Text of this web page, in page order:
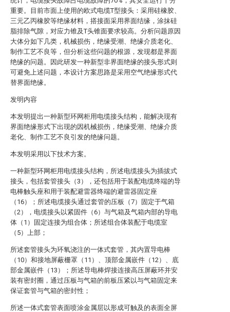
重要。目前市面上使用的欧式电缆T型接头：采用硅橡胶、
三元乙丙橡胶等绝缘材料，搭接面采用界面结缘，涂抹硅
脂排除气隙，对应力锥及T头锥面要求较高。分析问题原因
大体分如下几类，机械损伤，绝缘受潮、绝缘介质老化、
制作工艺不良等，但分析这些问题的根源，发现都是界面
绝缘的问题。因此研发一种新型非界面绝缘的接头形式则
可避免上述问题，本设计方案思路是采用空气绝缘形式代
替界面绝缘。
发明内容
本发明提出一种新型环网柜用电缆接头结构，能解决现有
界面绝缘形式下出现的因机械损伤，绝缘受潮、绝缘介质
老化、制作工艺不良引发的绝缘问题。
本发明采用以下技术方案。
一种新型环网柜用电缆接头结构，所述电缆接头为插拔式
接头，包括套管接头（3），还包括用于装配电缆终端的导
电棒触头座和用于装配避雷器终端的避雷器固定座
（16）；所述电缆接头通过套管的压板（7）固定于气箱
（2），电缆接头以紧固件（6）与气箱及气箱内部的导电
体（1）固定连接为组合体；所述组合体装配于电缆室
（5）上部；
所述套管接头为环氧浇注的一体式套管，其内置导电棒
（10）和接地屏蔽栅罩（11）、顶部金属嵌件（12）、底
部金属嵌件（13）；所述导电棒焊接连接高压屏蔽环并安
装有密封圈，通过压板与气箱的前板压紧以与气箱固定来
保证套管与气箱的密封性；
所述一体式套管表面喷涂金属层以形成可触及的表面全屏